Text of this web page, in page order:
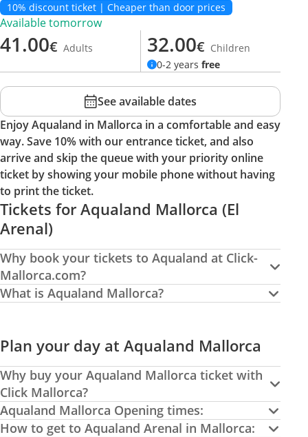
10% discount ticket | Cheaper than door prices
Available tomorrow
41.00€ Adults 32.00€ Children
0-2 years free
See available dates
Enjoy Aqualand in Mallorca in a comfortable and easy
way. Save 10% with our entrance ticket, and also
arrive and skip the queue with your priority online
ticket by showing your mobile phone without having
to print the ticket.
Tickets for Aqualand Mallorca (El
Arenal)
Why book your tickets to Aqualand at Click-
Mallorca.com?
What is Aqualand Mallorca?
Plan your day at Aqualand Mallorca
Why buy your Aqualand Mallorca ticket with
Click Mallorca?
Aqualand Mallorca Opening times:
How to get to Aqualand Arenal in Mallorca: